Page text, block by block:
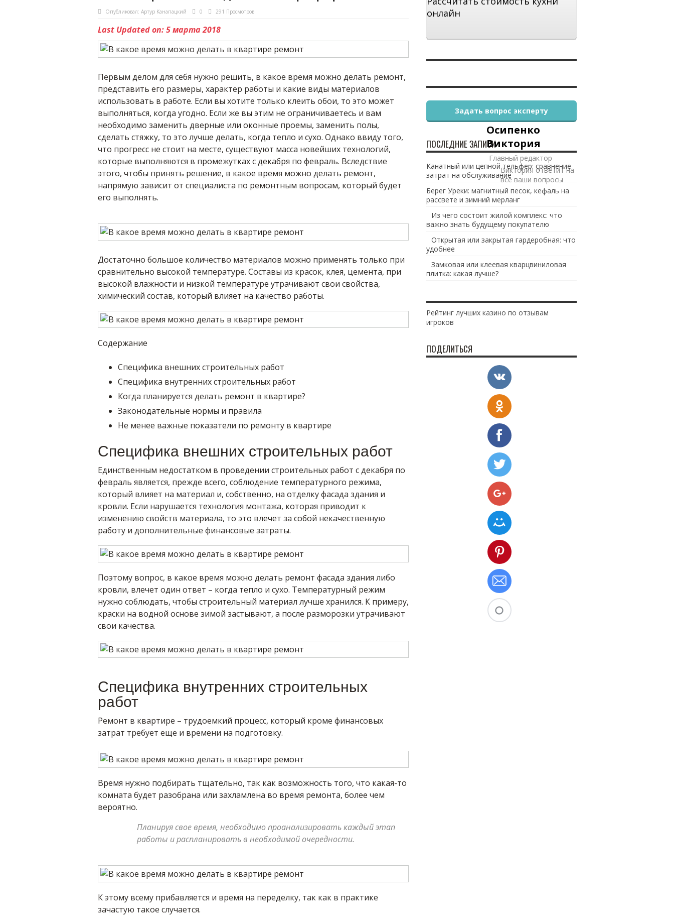
Опубликовал: Артур Канапацкий 0 291 Просмотров
Last Updated on: 5 марта 2018
Первым делом для себя нужно решить, в какое время можно делать ремонт,
представить его размеры, характер работы и какие виды материалов
использовать в работе. Если вы хотите только клеить обои, то это может
выполняться, когда угодно. Если же вы этим не ограничиваетесь и вам
необходимо заменить дверные или оконные проемы, заменить полы,
сделать стяжку, то это лучше делать, когда тепло и сухо. Однако ввиду того,
что прогресс не стоит на месте, существуют масса новейших технологий,
которые выполняются в промежутках с декабря по февраль. Вследствие
этого, чтобы принять решение, в какое время можно делать ремонт,
напрямую зависит от специалиста по ремонтным вопросам, который будет
его выполнять.
Достаточно большое количество материалов можно применять только при
сравнительно высокой температуре. Составы из красок, клея, цемента, при
высокой влажности и низкой температуре утрачивают свои свойства,
химический состав, который влияет на качество работы.
Содержание
Специфика внешних строительных работ
Специфика внутренних строительных работ
Когда планируется делать ремонт в квартире?
Законодательные нормы и правила
Не менее важные показатели по ремонту в квартире
Специфика внешних строительных работ
Единственным недостатком в проведении строительных работ с декабря по
февраль является, прежде всего, соблюдение температурного режима,
который влияет на материал и, собственно, на отделку фасада здания и
кровли. Если нарушается технология монтажа, которая приводит к
изменению свойств материала, то это влечет за собой некачественную
работу и дополнительные финансовые затраты.
Поэтому вопрос, в какое время можно делать ремонт фасада здания либо
кровли, влечет один ответ – когда тепло и сухо. Температурный режим
нужно соблюдать, чтобы строительный материал лучше хранился. К примеру,
краски на водной основе зимой застывают, а после разморозки утрачивают
свои качества.
Специфика внутренних строительных
работ
Ремонт в квартире – трудоемкий процесс, который кроме финансовых
затрат требует еще и времени на подготовку.
Время нужно подбирать тщательно, так как возможность того, что какая-то
комната будет разобрана или захламлена во время ремонта, более чем
вероятно.
Планируя свое время, необходимо проанализировать каждый этап
работы и распланировать в необходимой очередности.
К этому всему прибавляется и время на переделку, так как в практике
зачастую такое случается.
онлайн
Осипенко
Виктория
Главный редактор
Виктория ответит на
все ваши вопросы
Задать вопрос эксперту
ПОСЛЕДНИЕ ЗАПИСИ
Канатный или цепной тельфер: сравнение
затрат на обслуживание
Берег Уреки: магнитный песок, кефаль на
рассвете и зимний мерланг
Из чего состоит жилой комплекс: что
важно знать будущему покупателю
Открытая или закрытая гардеробная: что
удобнее
Замковая или клеевая кварцвиниловая
плитка: какая лучше?
Рейтинг лучших казино по отзывам
игроков
ПОДЕЛИТЬСЯ